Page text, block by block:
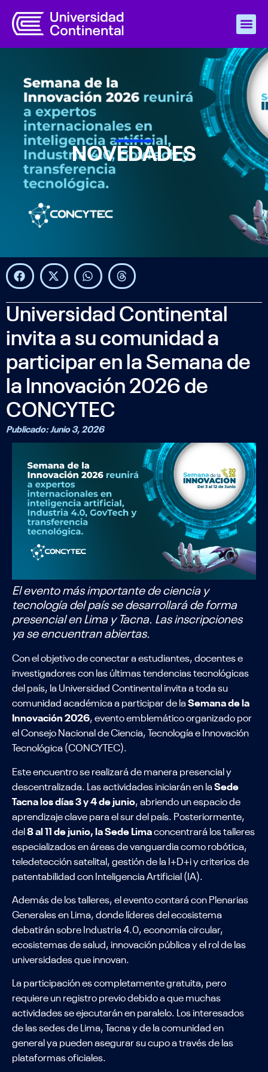
NOVEDADES
Universidad Continental
invita a su comunidad a
participar en la Semana de
la Innovación 2026 de
CONCYTEC
Publicado:Junio 3, 2026
El evento más importante de ciencia y
tecnología del país se desarrollará de forma
presencial en Lima y Tacna. Las inscripciones
ya se encuentran abiertas.
Con el objetivo de conectar a estudiantes, docentes e
investigadores con las últimas tendencias tecnológicas
del país, la Universidad Continental invita a toda su
comunidad académica a participar de laSemana de la
Innovación 2026, evento emblemático organizado por
el Consejo Nacional de Ciencia, Tecnología e Innovación
Tecnológica (CONCYTEC).
Este encuentro se realizará de manera presencial y
descentralizada. Las actividades iniciarán en laSede
Tacna los días 3 y 4 de junio, abriendo un espacio de
aprendizaje clave para el sur del país. Posteriormente,
del 8 al 11 de junio, la Sede Limaconcentrará los talleres
especializados en áreas de vanguardia como robótica,
teledetección satelital, gestión de la I+D+i y criterios de
patentabilidad con Inteligencia Artificial (IA).
Además de los talleres, el evento contará con Plenarias
Generales en Lima, donde líderes del ecosistema
debatirán sobre Industria 4.0, economía circular,
ecosistemas de salud, innovación pública y el rol de las
universidades que innovan.
La participación es completamente gratuita, pero
requiere un registro previo debido a que muchas
actividades se ejecutarán en paralelo. Los interesados
de las sedes de Lima, Tacna y de la comunidad en
general ya pueden asegurar su cupo a través de las
plataformas oficiales.